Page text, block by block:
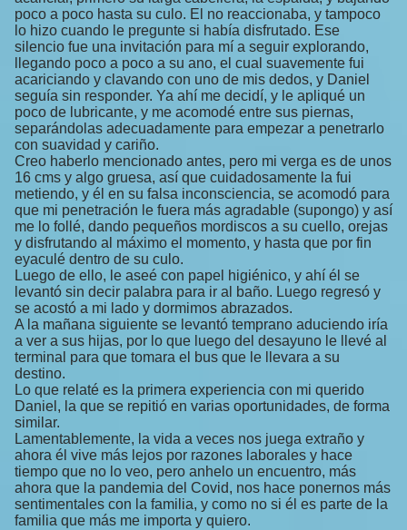
poco a poco hasta su culo. El no reaccionaba, y tampoco
lo hizo cuando le pregunte si había disfrutado. Ese
silencio fue una invitación para mí a seguir explorando,
llegando poco a poco a su ano, el cual suavemente fui
acariciando y clavando con uno de mis dedos, y Daniel
seguía sin responder. Ya ahí me decidí, y le apliqué un
poco de lubricante, y me acomodé entre sus piernas,
separándolas adecuadamente para empezar a penetrarlo
con suavidad y cariño.
Creo haberlo mencionado antes, pero mi verga es de unos
16 cms y algo gruesa, así que cuidadosamente la fui
metiendo, y él en su falsa inconsciencia, se acomodó para
que mi penetración le fuera más agradable (supongo) y así
me lo follé, dando pequeños mordiscos a su cuello, orejas
y disfrutando al máximo el momento, y hasta que por fin
eyaculé dentro de su culo.
Luego de ello, le aseé con papel higiénico, y ahí él se
levantó sin decir palabra para ir al baño. Luego regresó y
se acostó a mi lado y dormimos abrazados.
A la mañana siguiente se levantó temprano aduciendo iría
a ver a sus hijas, por lo que luego del desayuno le llevé al
terminal para que tomara el bus que le llevara a su
destino.
Lo que relaté es la primera experiencia con mi querido
Daniel, la que se repitió en varias oportunidades, de forma
similar.
Lamentablemente, la vida a veces nos juega extraño y
ahora él vive más lejos por razones laborales y hace
tiempo que no lo veo, pero anhelo un encuentro, más
ahora que la pandemia del Covid, nos hace ponernos más
sentimentales con la familia, y como no si él es parte de la
familia que más me importa y quiero.